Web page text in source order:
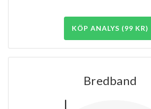
KÖP ANALYS (99 KR)
Bredband